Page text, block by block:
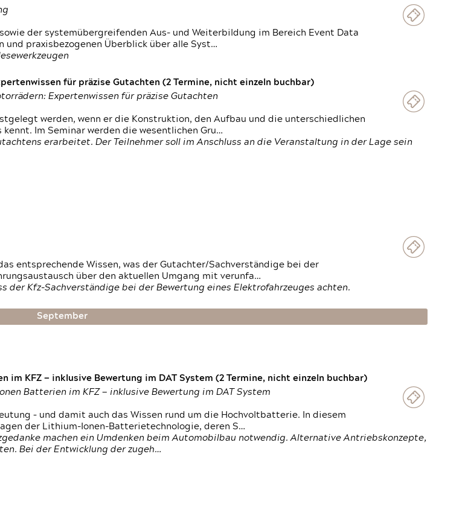
der systemübergreifenden Aus- und Weiterbildung im Bereich Event Data
und praxisbezogenen Überblick über alle Syst…
für präzise Gutachten (2 Termine, nicht einzeln buchbar)
Expertenwissen für präzise Gutachten
werden, wenn er die Konstruktion, den Aufbau und die unterschiedlichen
Im Seminar werden die wesentlichen Gru…
erarbeitet. Der Teilnehmer soll im Anschluss an die Veranstaltung in der Lage sein
entsprechende Wissen, was der Gutachter/Sachverständige bei der
über den aktuellen Umgang mit verunfa…
der Kfz-Sachverständige bei der Bewertung eines Elektrofahrzeuges achten.
September
KFZ — inklusive Bewertung im DAT System (2 Termine, nicht einzeln buchbar)
Batterien im KFZ — inklusive Bewertung im DAT System
– und damit auch das Wissen rund um die Hochvoltbatterie. In diesem
der Lithium-Ionen-Batterietechnologie, deren S…
machen ein Umdenken beim Automobilbau notwendig. Alternative Antriebskonzepte,
Bei der Entwicklung der zugeh…